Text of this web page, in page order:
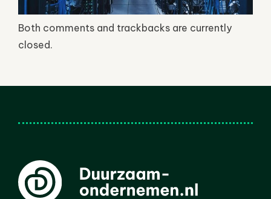
Both comments and trackbacks are currently
closed.